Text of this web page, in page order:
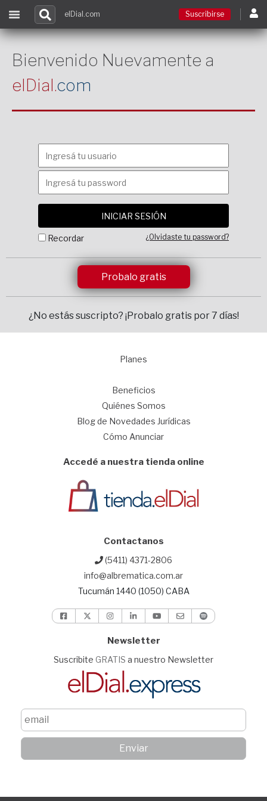
Contacto
elDial.com Suscribirse
Bienvenido Nuevamente a
elDial.com
Recordar ¿Olvidaste tu password?
Probalo gratis
¿No estás suscripto? ¡Probalo gratis por 7 días!
Planes
Beneficios
Quiénes Somos
Blog de Novedades Jurídicas
Cómo Anunciar
Accedé a nuestra tienda online
Contactanos
(5411) 4371-2806
info@albrematica.com.ar
Tucumán 1440 (1050) CABA
Newsletter
Suscribite GRATIS a nuestro Newsletter